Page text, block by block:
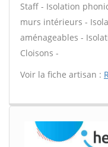
Staff - Isolation
murs intérieurs -
aménageables -
Cloisons -
Voir la fiche artisan :